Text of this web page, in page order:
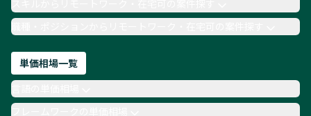
職種・ポジションからリモートワーク・在宅可の案件探す
単価相場一覧